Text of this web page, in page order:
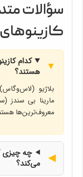
سؤالات
کدام
هستند؟
بلاژیو
مارینا بی سندز
معروف‌ترین‌ها
چه چیزی
می‌کند؟